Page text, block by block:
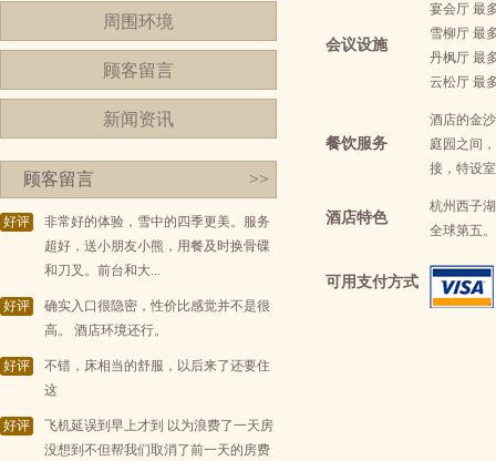
周围环境
顾客留言
新闻资讯
顾客留言 >>
好评
非常好的体验，雪中的四季更美。服务
超好，送小朋友小熊，用餐及时换骨碟
和刀叉。前台和大...
好评
确实入口很隐密，性价比感觉并不是很
高。 酒店环境还行。
好评
不错，床相当的舒服，以后来了还要住
这
好评
飞机延误到早上才到 以为浪费了一天房
没想到不但帮我们取消了前一天的房费
会议设施
宴会厅 最
雪柳厅 最
丹枫厅 最
云松厅 最
餐饮服务
酒店的金
庭园之间
接，特设
酒店特色
杭州西子
全球第五
可用支付方式